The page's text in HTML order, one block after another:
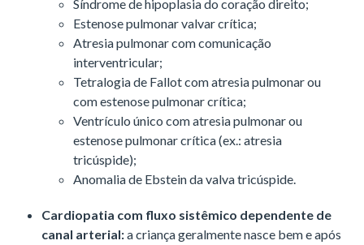
Síndrome de hipoplasia do coração direito;
Estenose pulmonar valvar crítica;
Atresia pulmonar com comunicação
interventricular;
Tetralogia de Fallot com atresia pulmonar ou
com estenose pulmonar crítica;
Ventrículo único com atresia pulmonar ou
estenose pulmonar crítica (ex.: atresia
tricúspide);
Anomalia de Ebstein da valva tricúspide.
Cardiopatia com fluxo sistêmico dependente de
canal arterial:a criança geralmente nasce bem e após